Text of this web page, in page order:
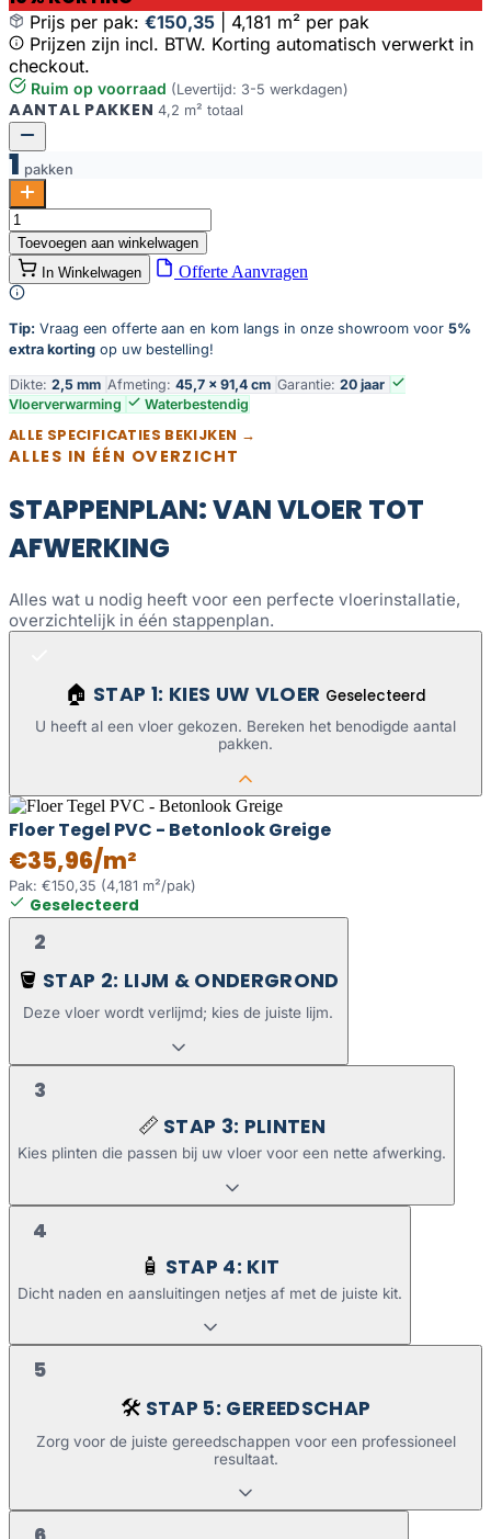
Prijs per pak: €150,35
4,181 m² per pak
Prijzen zijn incl. BTW. Korting automatisch verwerkt in
checkout.
Ruim op voorraad (Levertijd: 3-5 werkdagen)
AANTAL PAKKEN 4,2 m² totaal
1 pakken
Floer
Tegel
PVC
Betonlook
aantal
Toevoegen aan winkelwagen
In Winkelwagen
Offerte Aanvragen
Tip: Vraag een offerte aan en kom langs in onze showroom voor 5%
extra korting op uw bestelling!
Dikte: 2,5 mm Afmeting: 45,7 × 91,4 cm Garantie: 20 jaar
Vloerverwarming
Waterbestendig
ALLE SPECIFICATIES BEKIJKEN →
ALLES IN ÉÉN OVERZICHT
STAPPENPLAN: VAN VLOER TOT
AFWERKING
Alles wat u nodig heeft voor een perfecte vloerinstallatie,
overzichtelijk in één stappenplan.
🏠 STAP 1: KIES UW VLOER Geselecteerd
U heeft al een vloer gekozen. Bereken het benodigde aantal
pakken.
Floer Tegel PVC - Betonlook Greige
€35,96/m²
Pak: €150,35 (4,181 m²/pak)
Geselecteerd
2
🪣 STAP 2: LIJM & ONDERGROND
Deze vloer wordt verlijmd; kies de juiste lijm.
3
📏 STAP 3: PLINTEN
Kies plinten die passen bij uw vloer voor een nette afwerking.
4
🧴 STAP 4: KIT
Dicht naden en aansluitingen netjes af met de juiste kit.
5
🛠️ STAP 5: GEREEDSCHAP
Zorg voor de juiste gereedschappen voor een professioneel
resultaat.